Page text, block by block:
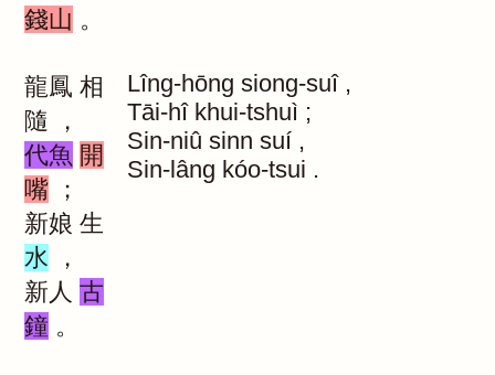
錢山 。
龍鳳 相
隨
，
代魚 開
嘴 ；
新娘 生
水
，
新人 古
鐘 。
Lîng-hōng siong-suî ,
Tāi-hî khui-tshuì ;
Sin-niû sinn suí ,
Sin-lâng kóo-tsui .